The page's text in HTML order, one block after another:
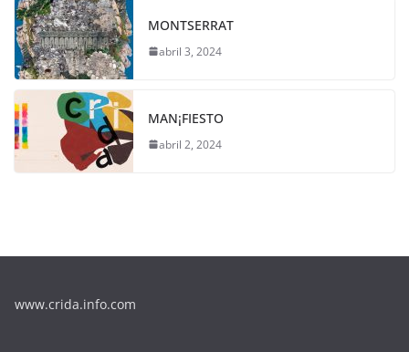
MONTSERRAT
abril 3, 2024
MAN¡FIESTO
abril 2, 2024
www.crida.info.com